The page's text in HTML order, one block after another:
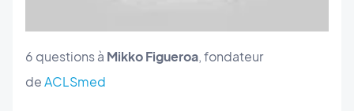
6 questions à MikkoFigueroa, fondateur
deACLSmed